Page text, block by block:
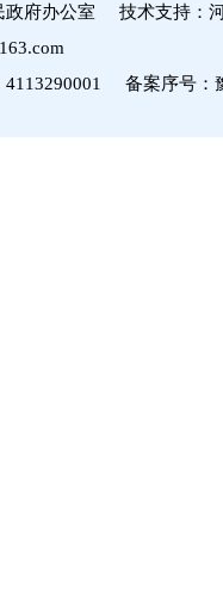
政府办公室 技术支持：
4113290001 备案序号：